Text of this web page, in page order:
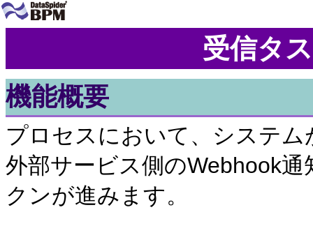
受信タ
機能概要
プロセスにおいて、システ
外部サービス側のWebhook
クンが進みます。